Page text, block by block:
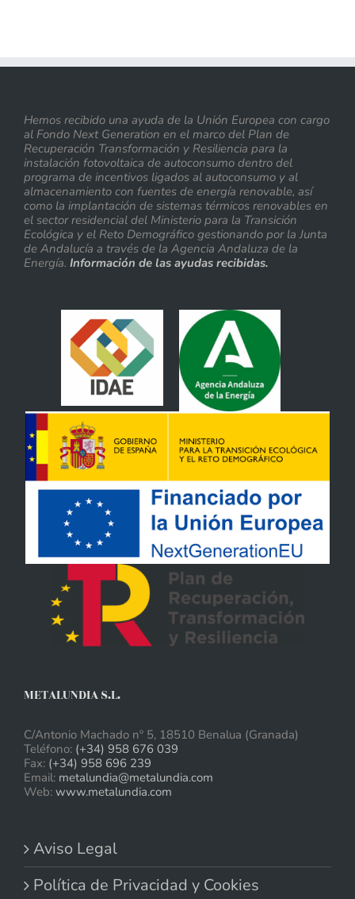
Hemos recibido una ayuda de la Unión Europea con cargo
al Fondo Next Generation en el marco del Plan de
Recuperación Transformación y Resiliencia para la
instalación fotovoltaica de autoconsumo dentro del
programa de incentivos ligados al autoconsumo y al
almacenamiento con fuentes de energía renovable, así
como la implantación de sistemas térmicos renovables en
el sector residencial del Ministerio para la Transición
Ecológica y el Reto Demográfico gestionando por la Junta
de Andalucía a través de la Agencia Andaluza de la
Energía. Información de las ayudas recibidas.
METALUNDIA S.L.
C/Antonio Machado nº 5, 18510 Benalua (Granada)
Teléfono: (+34) 958 676 039
Fax: (+34) 958 696 239
Email: metalundia@metalundia.com
Web: www.metalundia.com
Aviso Legal
Política de Privacidad y Cookies